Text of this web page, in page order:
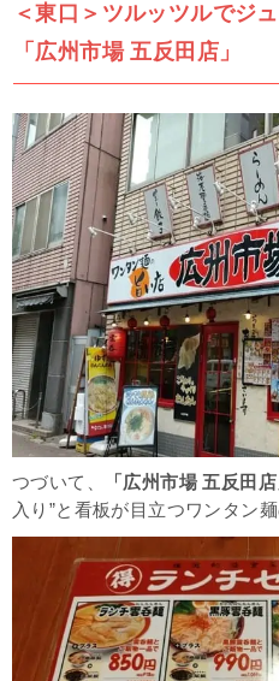
＜東口＞ツルッツルでジ
「広州市場 五反田店」
つづいて、 「広州市場 五反田店
入り”と看板が目立つワンタン麺